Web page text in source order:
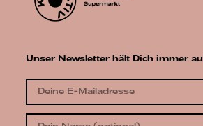
Unser Newsletter hält Dich immer